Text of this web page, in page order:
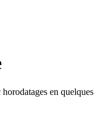
en quelques